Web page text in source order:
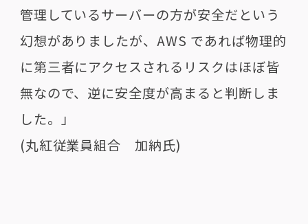
管理しているサーバーの方が安全だという
幻想がありましたが、AWS であれば物理的
に第三者にアクセスされるリスクはほぼ皆
無なので、逆に安全度が高まると判断しま
した。」
(丸紅従業員組合 加納氏)